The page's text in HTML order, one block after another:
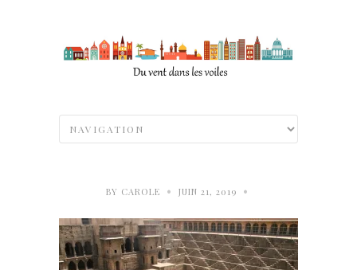
BY CAROLE • JUIN 21, 2019 •